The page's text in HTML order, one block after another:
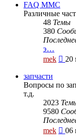
FAQ MMC
Различные
48 Темы
380
э…
mek
20
запчасти
Вопросы по
т.д.
2023
9580
mek
06